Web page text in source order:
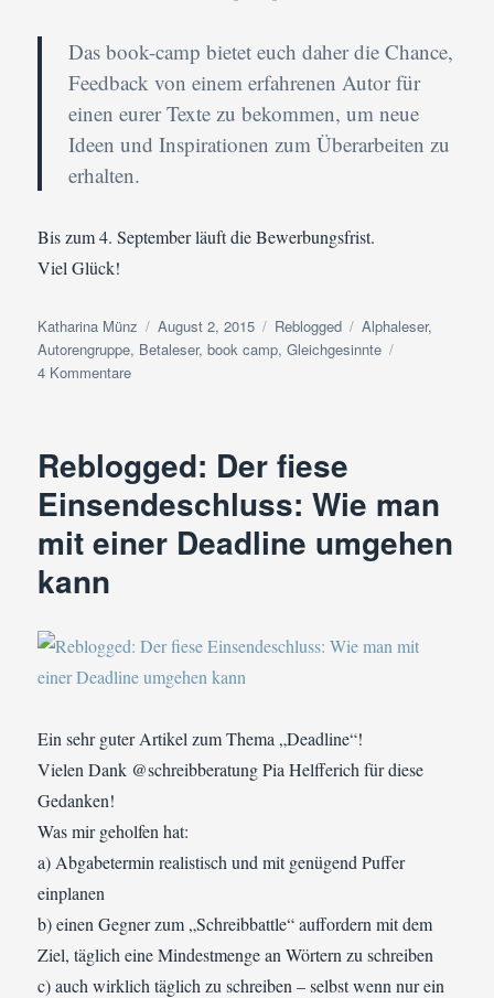
Das book-camp bietet euch daher die Chance,
Feedback von einem erfahrenen Autor für
einen eurer Texte zu bekommen, um neue
Ideen und Inspirationen zum Überarbeiten zu
erhalten.
Bis zum 4. September läuft die Bewerbungsfrist.
Viel Glück!
Autor
Katharina Münz
Veröffentlicht
am
August 2, 2015 Kategorien
Reblogged Schlagwörter
Alphaleser,
Autorengruppe, Betaleser,book camp,Gleichgesinnte
4 Kommentarezu
einsame
Angelegenheit?
Reblogged: Der fiese
Einsendeschluss: Wie man
mit einer Deadline umgehen
kann
Ein sehr guter Artikel zum Thema „Deadline“!
Vielen Dank @schreibberatung Pia Helfferich für diese
Gedanken!
Was mir geholfen hat:
a) Abgabetermin realistisch und mit genügend Puffer
einplanen
b) einen Gegner zum „Schreibbattle“ auffordern mit dem
Ziel, täglich eine Mindestmenge an Wörtern zu schreiben
c) auch wirklich täglich zu schreiben – selbst wenn nur ein